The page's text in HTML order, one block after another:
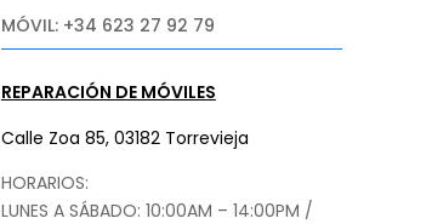
MÓVIL: +34 623 27 92 79
REPARACIÓN DE MÓVILES
Calle Zoa 85, 03182 Torrevieja
HORARIOS:
LUNES A SÁBADO: 10:00AM – 14:00PM /